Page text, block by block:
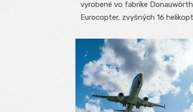
vyrobené vo fabrike Donauwörth
Eurocopter, zvyšných 16